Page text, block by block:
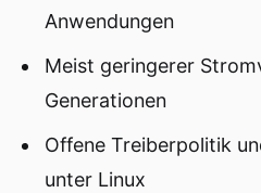
Anwendungen
Meist geringerer
Generationen
Offene Treiberpolitik
unter Linux